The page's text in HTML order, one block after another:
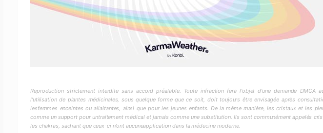
Reproduction strictement interdite sans accord préalable. Toute infraction fera l'objet d'une demande DMCA
l'utilisation de plantes médicinales, sous quelque forme que ce soit, doit toujours être envisagée après
lesfemmes enceintes ou allaitantes, ainsi que pour les jeunes enfants. De la même manière, les cristaux et les
comme un support pour untraitement médical et jamais comme une substitution. Ils sont communément appelés
les chakras, sachant que ceux-ci n'ont aucuneapplication dans la médecine moderne.